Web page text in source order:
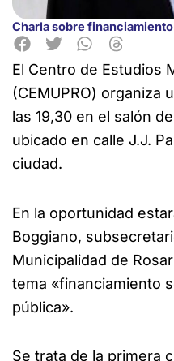
Charla sobre
El Centro de Estudios
(CEMUPRO) organiza
las 19,30 en el salón
ubicado en calle J.J.
ciudad.
En la oportunidad
Boggiano,
Municipalidad de
tema «financiamiento
pública».
Se trata de la primera